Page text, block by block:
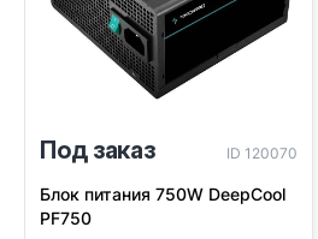
Под заказ ID 120070
Блок питания 750W DeepCool
PF750